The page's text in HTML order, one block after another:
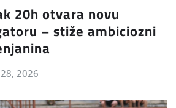
20h otvara novu
– stiže ambiciozni
28, 2026